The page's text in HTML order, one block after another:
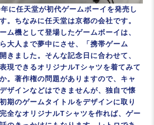
に任天堂が初代ゲームボーイを発売し
。ちなみに任天堂は京都の会社です。
ム機として登場したゲームボーイは、
大人まで夢中にさせ、「携帯ゲーム
きました。そんな記念日に合わせて、
現できるオリジナルTシャツを着てみて
。著作権の問題がありますので、キャ
ザインなどはできませんが、独自で懐
期のゲームタイトルをデザインに取り
全なオリジナルTシャツを作れば、ゲー